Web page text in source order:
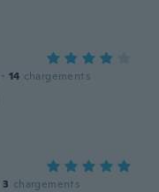
· 14 chargements
3 chargements